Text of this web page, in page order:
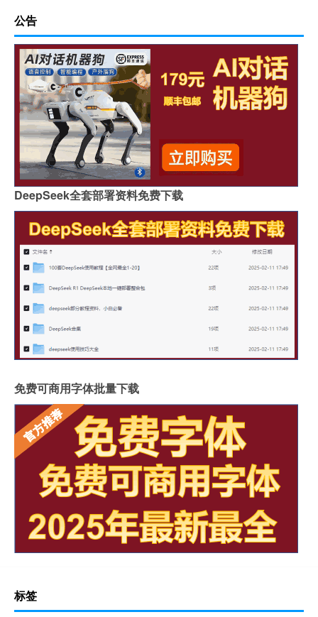
公告
DeepSeek全套部署资料免费下载
免费可商用字体批量下载
标签